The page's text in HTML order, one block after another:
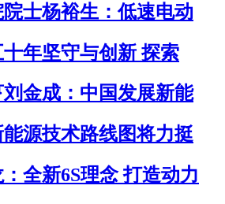
士杨裕生：低速电动
年坚守与创新 探索
金成：中国发展新能
源技术路线图将力挺
全新6S理念 打造动力